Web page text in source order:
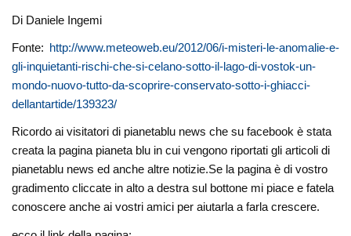
Di Daniele Ingemi
Fonte: http://www.meteoweb.eu/2012/06/i-misteri-le-anomalie-e-
gli-inquietanti-rischi-che-si-celano-sotto-il-lago-di-vostok-un-
mondo-nuovo-tutto-da-scoprire-conservato-sotto-i-ghiacci-
dellantartide/139323/
Ricordo ai visitatori di pianetablu news che su facebook è stata
creata la pagina pianeta blu in cui vengono riportati gli articoli di
pianetablu news ed anche altre notizie.Se la pagina è di vostro
gradimento cliccate in alto a destra sul bottone mi piace e fatela
conoscere anche ai vostri amici per aiutarla a farla crescere.